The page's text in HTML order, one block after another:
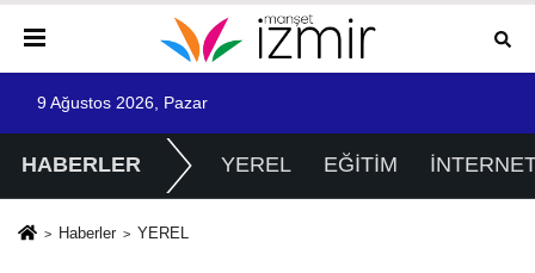
9 Ağustos 2026, Pazar
HABERLER YEREL EĞİTİM
Haberler YEREL